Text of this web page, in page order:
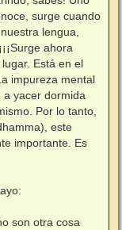
surge cuando
lengua,
ahora
Está en el
impureza mental
yacer dormida
Por lo tanto,
este
importante. Es
son otra cosa